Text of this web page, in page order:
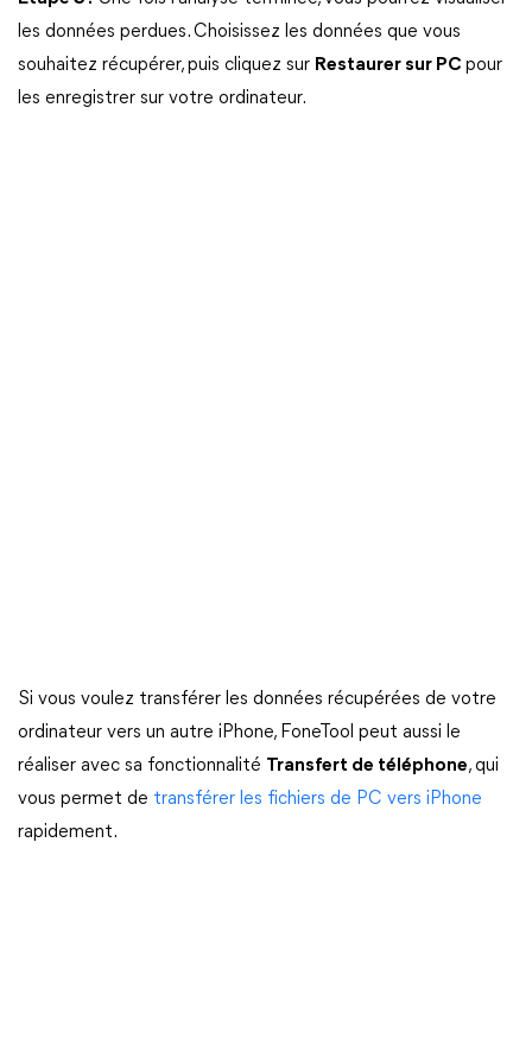
les données perdues. Choisissez les données que vous
souhaitez récupérer, puis cliquez sur Restaurer sur PC pour
les enregistrer sur votre ordinateur.
Si vous voulez transférer les données récupérées de votre
ordinateur vers un autre iPhone, FoneTool peut aussi le
réaliser avec sa fonctionnalité Transfert de téléphone, qui
vous permet de transférer les fichiers de PC vers iPhone
rapidement.